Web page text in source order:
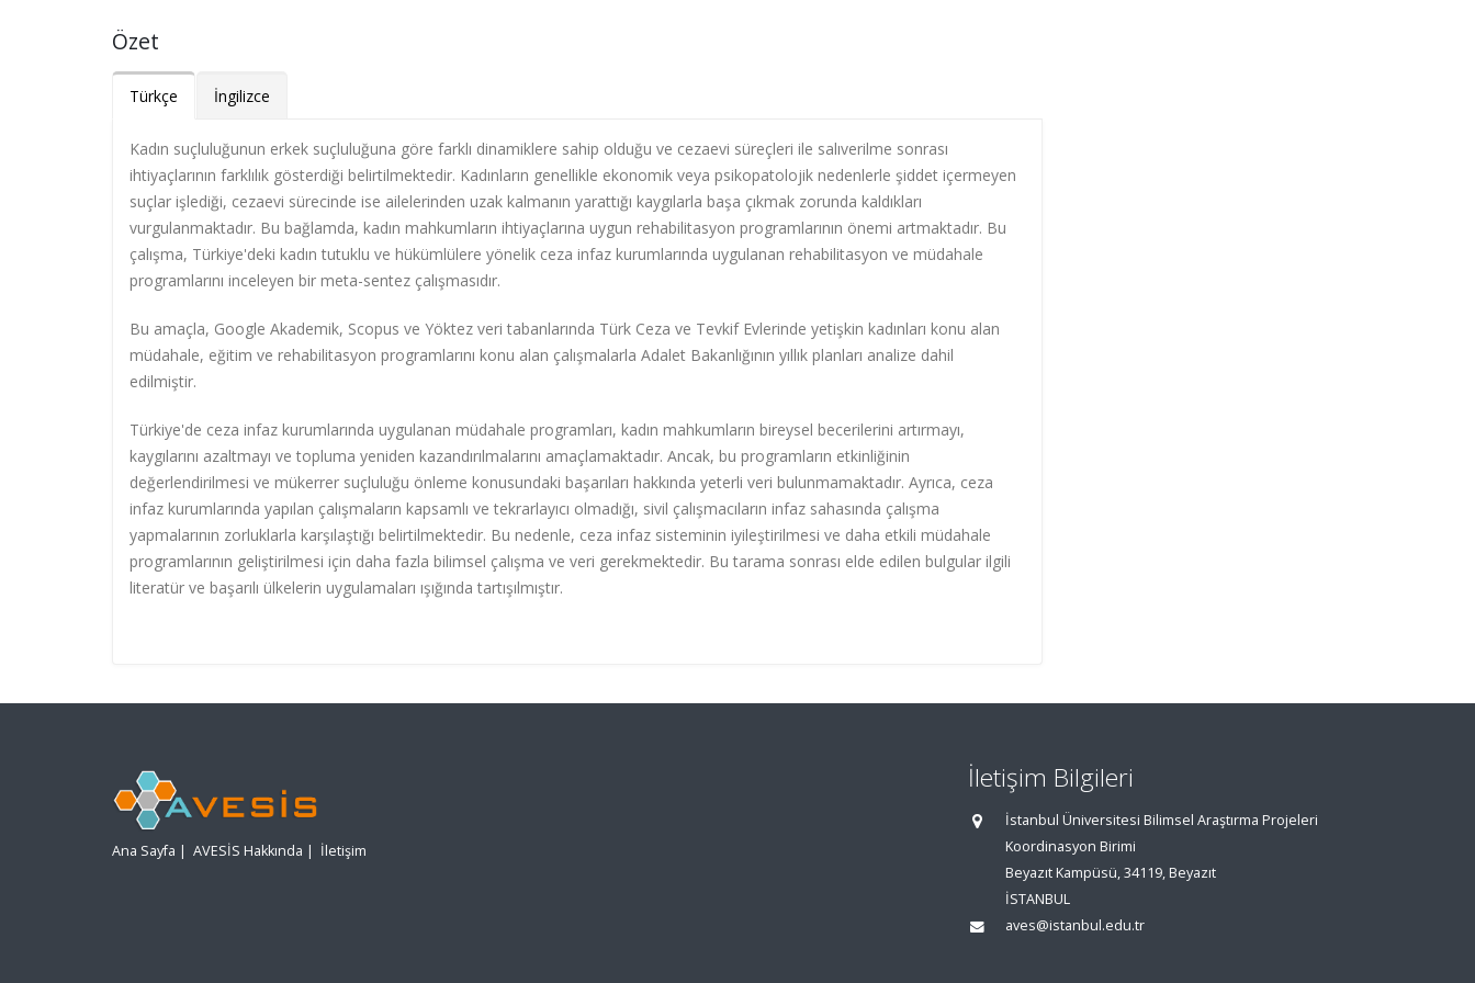
Özet
Türkçe İngilizce
Kadın suçluluğunun erkek suçluluğuna göre farklı dinamiklere sahip olduğu ve cezaevi süreçleri ile salıverilme sonrası
ihtiyaçlarının farklılık gösterdiği belirtilmektedir. Kadınların genellikle ekonomik veya psikopatolojik nedenlerle şiddet içermeyen
suçlar işlediği, cezaevi sürecinde ise ailelerinden uzak kalmanın yarattığı kaygılarla başa çıkmak zorunda kaldıkları
vurgulanmaktadır. Bu bağlamda, kadın mahkumların ihtiyaçlarına uygun rehabilitasyon programlarının önemi artmaktadır. Bu
çalışma, Türkiye'deki kadın tutuklu ve hükümlülere yönelik ceza infaz kurumlarında uygulanan rehabilitasyon ve müdahale
programlarını inceleyen bir meta-sentez çalışmasıdır.
Bu amaçla, Google Akademik, Scopus ve Yöktez veri tabanlarında Türk Ceza ve Tevkif Evlerinde yetişkin kadınları konu alan
müdahale, eğitim ve rehabilitasyon programlarını konu alan çalışmalarla Adalet Bakanlığının yıllık planları analize dahil
edilmiştir.
Türkiye'de ceza infaz kurumlarında uygulanan müdahale programları, kadın mahkumların bireysel becerilerini artırmayı,
kaygılarını azaltmayı ve topluma yeniden kazandırılmalarını amaçlamaktadır. Ancak, bu programların etkinliğinin
değerlendirilmesi ve mükerrer suçluluğu önleme konusundaki başarıları hakkında yeterli veri bulunmamaktadır. Ayrıca, ceza
infaz kurumlarında yapılan çalışmaların kapsamlı ve tekrarlayıcı olmadığı, sivil çalışmacıların infaz sahasında çalışma
yapmalarının zorluklarla karşılaştığı belirtilmektedir. Bu nedenle, ceza infaz sisteminin iyileştirilmesi ve daha etkili müdahale
programlarının geliştirilmesi için daha fazla bilimsel çalışma ve veri gerekmektedir. Bu tarama sonrası elde edilen bulgular ilgili
literatür ve başarılı ülkelerin uygulamaları ışığında tartışılmıştır.
Ana Sayfa | AVESİS Hakkında | İletişim
İletişim Bilgileri
İstanbul Üniversitesi Bilimsel Araştırma Projeleri
Koordinasyon Birimi
Beyazıt Kampüsü, 34119, Beyazıt
İSTANBUL
aves@istanbul.edu.tr